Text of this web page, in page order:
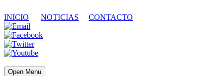
INICIO NOTICIAS CONTACTO
Open Menu